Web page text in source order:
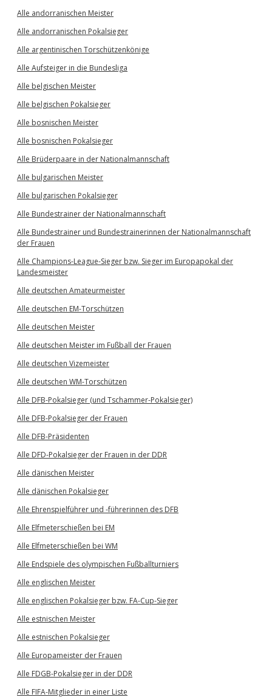
Alle andorranischen Meister
Alle andorranischen Pokalsieger
Alle argentinischen Torschützenkönige
Alle Aufsteiger in die Bundesliga
Alle belgischen Meister
Alle belgischen Pokalsieger
Alle bosnischen Meister
Alle bosnischen Pokalsieger
Alle Brüderpaare in der Nationalmannschaft
Alle bulgarischen Meister
Alle bulgarischen Pokalsieger
Alle Bundestrainer der Nationalmannschaft
Alle Bundestrainer und Bundestrainerinnen der Nationalmannschaft
der Frauen
Alle Champions-League-Sieger bzw. Sieger im Europapokal der
Landesmeister
Alle deutschen Amateurmeister
Alle deutschen EM-Torschützen
Alle deutschen Meister
Alle deutschen Meister im Fußball der Frauen
Alle deutschen Vizemeister
Alle deutschen WM-Torschützen
Alle DFB-Pokalsieger (und Tschammer-Pokalsieger)
Alle DFB-Pokalsieger der Frauen
Alle DFB-Präsidenten
Alle DFD-Pokalsieger der Frauen in der DDR
Alle dänischen Meister
Alle dänischen Pokalsieger
Alle Ehrenspielführer und -führerinnen des DFB
Alle Elfmeterschießen bei EM
Alle Elfmeterschießen bei WM
Alle Endspiele des olympischen Fußballturniers
Alle englischen Meister
Alle englischen Pokalsieger bzw. FA-Cup-Sieger
Alle estnischen Meister
Alle estnischen Pokalsieger
Alle Europameister der Frauen
Alle FDGB-Pokalsieger in der DDR
Alle FIFA-Mitglieder in einer Liste